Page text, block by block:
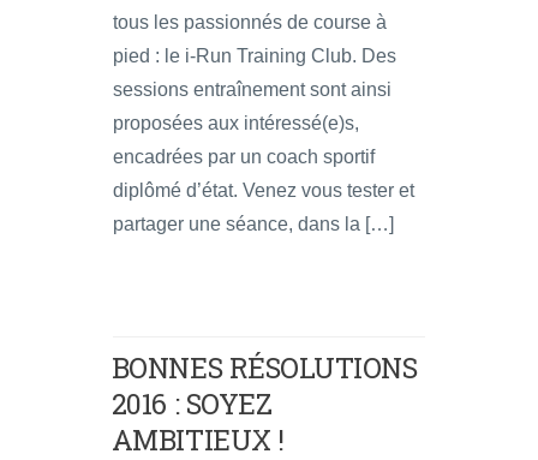
tous les passionnés de course à
pied : le i-Run Training Club. Des
sessions entraînement sont ainsi
proposées aux intéressé(e)s,
encadrées par un coach sportif
diplômé d’état. Venez vous tester et
partager une séance, dans la […]
BONNES RÉSOLUTIONS
2016 : SOYEZ
AMBITIEUX !